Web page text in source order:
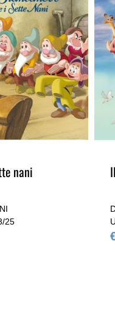
nani
25